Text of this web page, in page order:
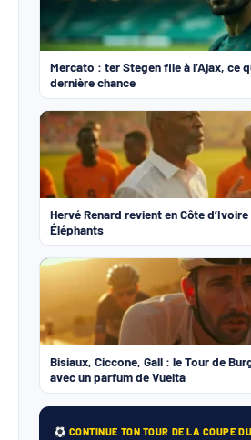
Mercato : ter Stegen file à l’Ajax, ce
dernière chance
Hervé Renard revient en Côte
Éléphants
Bisiaux, Ciccone, Gall : le Tour de
avec un parfum de Vuelta
CONTINUE TON TOUR DE LA COUPE